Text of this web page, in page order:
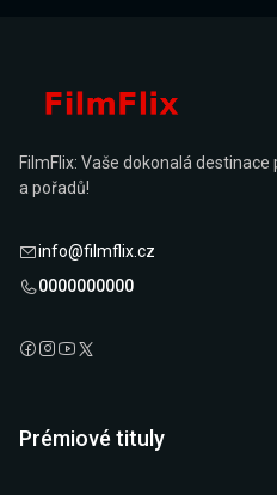
FilmFlix: Vaše dokonalá
a pořadů!
info@filmflix.cz
0000000000
Prémiové tituly